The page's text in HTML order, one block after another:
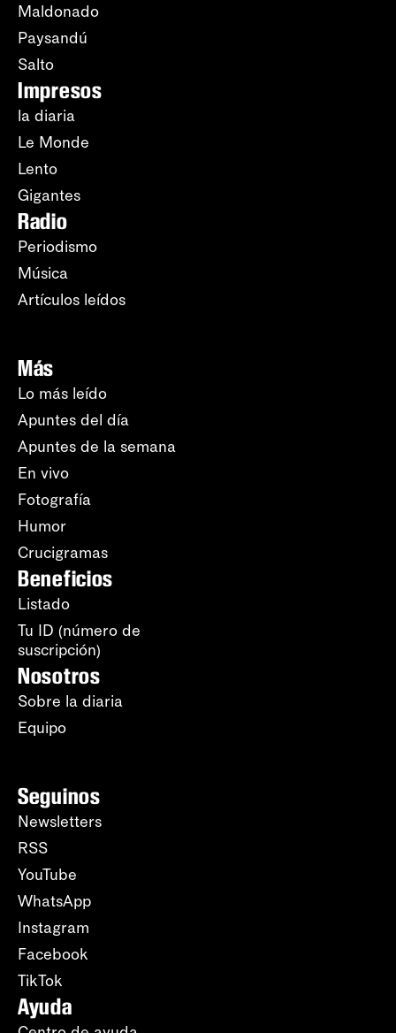
Maldonado
Paysandú
Salto
Impresos
la diaria
Le Monde
Lento
Gigantes
Radio
Periodismo
Música
Artículos leídos
Más
Lo más leído
Apuntes del día
Apuntes de la semana
En vivo
Fotografía
Humor
Crucigramas
Beneficios
Listado
Tu ID (número de
suscripción)
Nosotros
Sobre la diaria
Equipo
Seguinos
Newsletters
RSS
YouTube
WhatsApp
Instagram
Facebook
TikTok
Ayuda